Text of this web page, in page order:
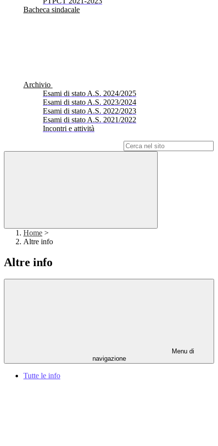
Bacheca sindacale
Archivio
Esami di stato A.S. 2024/2025
Esami di stato A.S. 2023/2024
Esami di stato A.S. 2022/2023
Esami di stato A.S. 2021/2022
Incontri e attività
Home >
Altre info
Altre info
Menu di
navigazione
Tutte le info